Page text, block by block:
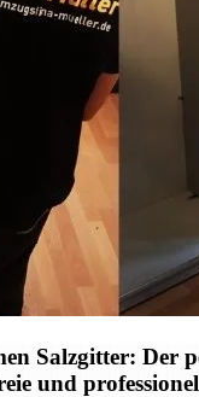
Salzgitter: Der
und